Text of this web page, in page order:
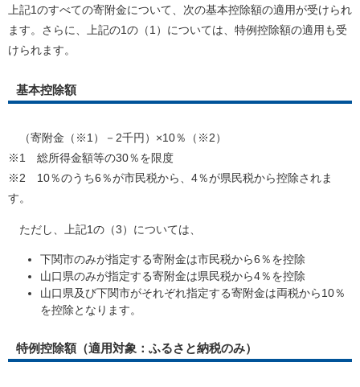
上記1のすべての寄附金について、次の基本控除額の適用が受けられ
ます。さらに、上記の1の（1）については、特例控除額の適用も受
けられます。
基本控除額
（寄附金（※1）－2千円）×10％（※2）
※1 総所得金額等の30％を限度
※2 10％のうち6％が市民税から、4％が県民税から控除されま
す。
ただし、上記1の（3）については、
下関市のみが指定する寄附金は市民税から6％を控除
山口県のみが指定する寄附金は県民税から4％を控除
山口県及び下関市がそれぞれ指定する寄附金は両税から10％
を控除となります。
特例控除額（適用対象：ふるさと納税のみ）